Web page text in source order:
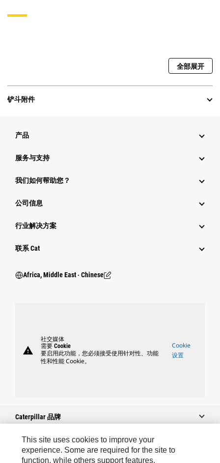
全部展开
铲斗附件
产品
服务与支持
我们如何帮助您？
公司信息
行业解决方案
行业
联系 Cat
Africa, Middle East ‧ Chinese
warning
社交媒体
需要 Cookie
要启用此功能，您必须接受使用针对性、功能
性和性能 Cookie。
Cookie
设置
Caterpillar 品牌
Caterpillar.com
This site uses cookies to improve your
experience. Some are required for the site to
function, while others support features,